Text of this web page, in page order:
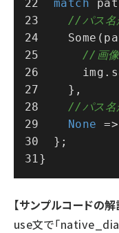
match
//パス名
Some
//画像
      img.
    },
//パス名
None =>
  };
}
【サンプルコードの解
use文で「